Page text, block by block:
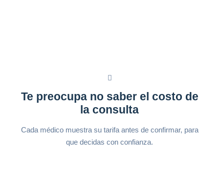
Te preocupa no saber el costo de
la consulta
Cada médico muestra su tarifa antes de confirmar, para
que decidas con confianza.